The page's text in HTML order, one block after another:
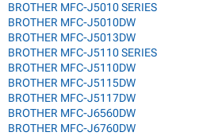
BROTHER MFC-J5010 SERIES
BROTHER MFC-J5010DW
BROTHER MFC-J5013DW
BROTHER MFC-J5110 SERIES
BROTHER MFC-J5110DW
BROTHER MFC-J5115DW
BROTHER MFC-J5117DW
BROTHER MFC-J6560DW
BROTHER MFC-J6760DW